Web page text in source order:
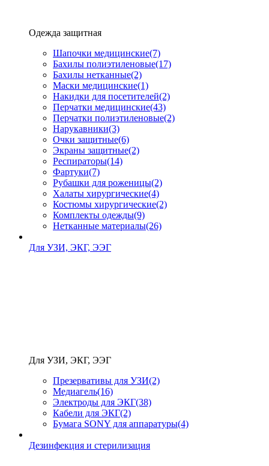
Одежда защитная
Шапочки медицинские(7)
Бахилы полиэтиленовые(17)
Бахилы нетканные(2)
Маски медицинские(1)
Накидки для посетителей(2)
Перчатки медицинские(43)
Перчатки полиэтиленовые(2)
Нарукавники(3)
Очки защитные(6)
Экраны защитные(2)
Рeспираторы(14)
Фартуки(7)
Рубашки для роженицы(2)
Халаты хирургические(4)
Костюмы хирургические(2)
Комплекты одежды(9)
Нетканные материалы(26)
Для УЗИ, ЭКГ, ЭЭГ
Для УЗИ, ЭКГ, ЭЭГ
Презервативы для УЗИ(2)
Медиагель(16)
Электроды для ЭКГ(38)
Кабели для ЭКГ(2)
Бумага SONY для аппаратуры(4)
Дезинфекция и стерилизация